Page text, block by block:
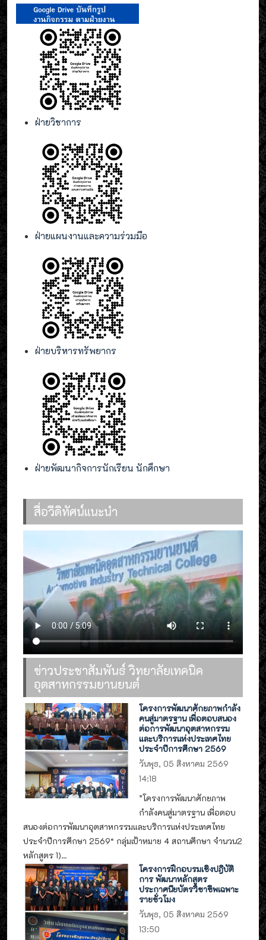
ฝ่ายวิชาการ
ฝ่ายแผนงานและความร่วมมือ
ฝ่ายบริหารทรัพยากร
ฝ่ายพัฒนากิจการนักเรียน นักศึกษา
สื่อวีดิทัศน์แนะนำ
ข่าวประชาสัมพันธ์ วิทยาลัยเทคนิค
อุตสาหกรรมยานยนต์
โครงการพัฒนาศักยภาพกำลัง
คนสู่มาตรฐาน เพื่อตอบสนอง
ต่อการพัฒนาอุตสาหกรรม
และบริการแห่งประเทศไทย
ประจำปีการศึกษา 2569
วันพุธ, 05 สิงหาคม 2569
14:18
”โครงการพัฒนาศักยภาพ
กำลังคนสู่มาตรฐาน เพื่อตอบ
สนองต่อการพัฒนาอุตสาหกรรมและบริการแห่งประเทศไทย
ประจำปีการศึกษา 2569“ กลุ่มเป้าหมาย 4 สถานศึกษา จำนวน2
หลักสูตร 1)...
โครงการฝึกอบรมเชิงปฎิบัติ
การ พัฒนาหลักสูตร
ประกาศนียบัตรวิชาชีพเฉพาะ
รายชั่วโมง
วันพุธ, 05 สิงหาคม 2569
13:50